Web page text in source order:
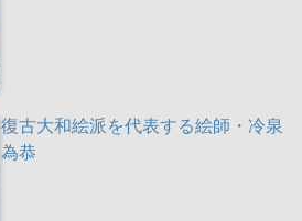
復古大和絵派を代表する絵師・冷泉
為恭